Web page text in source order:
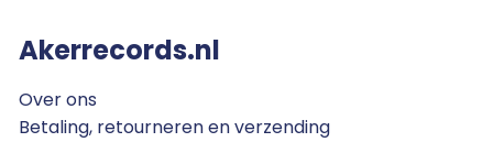
Akerrecords.nl
Over ons
Betaling, retourneren en verzending